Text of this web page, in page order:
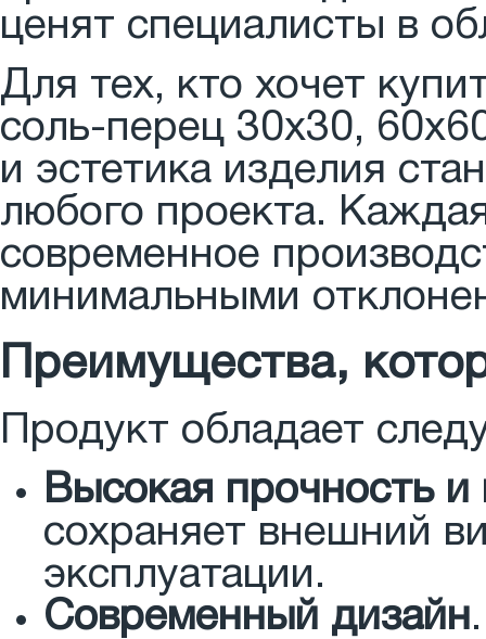
ценят специалисты в
Для тех, кто хочет
соль-перец 30x30,
и эстетика изделия
любого проекта.
современное
минимальными
Преимущества,
Продукт обладает
Высокая прочность и
сохраняет внешний
эксплуатации.
Современный дизайн